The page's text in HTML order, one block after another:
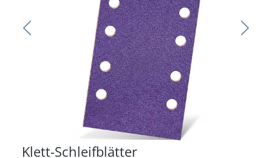
Klett-Schleifblätter